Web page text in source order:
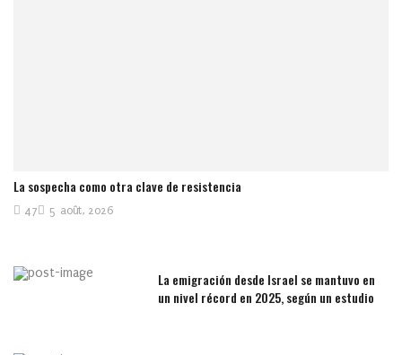
La sospecha como otra clave de resistencia
5 août, 2026
47
La emigración desde Israel se mantuvo en
un nivel récord en 2025, según un estudio